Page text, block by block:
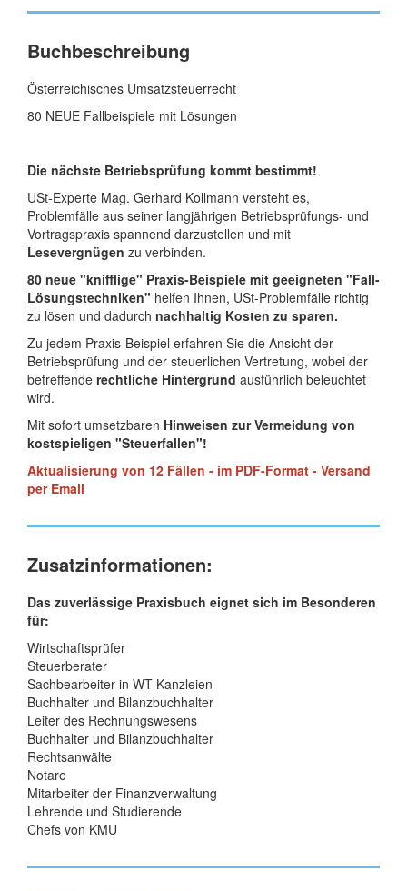
Buchbeschreibung
Österreichisches Umsatzsteuerrecht
80 NEUE Fallbeispiele mit Lösungen
Die nächste Betriebsprüfung kommt bestimmt!
USt-Experte Mag. Gerhard Kollmann versteht es,
Problemfälle aus seiner langjährigen Betriebsprüfungs- und
Vortragspraxis spannend darzustellen und mit
Lesevergnügen zu verbinden.
80 neue "knifflige" Praxis-Beispiele mit geeigneten "Fall-
Lösungstechniken" helfen Ihnen, USt-Problemfälle richtig
zu lösen und dadurch nachhaltig Kosten zu sparen.
Zu jedem Praxis-Beispiel erfahren Sie die Ansicht der
Betriebsprüfung und der steuerlichen Vertretung, wobei der
betreffende rechtliche Hintergrund ausführlich beleuchtet
wird.
Mit sofort umsetzbaren Hinweisen zur Vermeidung von
kostspieligen "Steuerfallen"!
Aktualisierung von 12 Fällen - im PDF-Format - Versand
per Email
Zusatzinformationen:
Das zuverlässige Praxisbuch eignet sich im Besonderen
für:
Wirtschaftsprüfer
Steuerberater
Sachbearbeiter in WT-Kanzleien
Buchhalter und Bilanzbuchhalter
Leiter des Rechnungswesens
Buchhalter und Bilanzbuchhalter
Rechtsanwälte
Notare
Mitarbeiter der Finanzverwaltung
Lehrende und Studierende
Chefs von KMU